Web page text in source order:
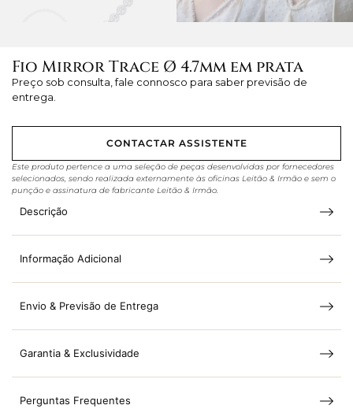
Fio Mirror Trace Ø 4.7mm em prata
Preço sob consulta, fale connosco para saber previsão de
entrega.
CONTACTAR ASSISTENTE
Este produto pertence a uma seleção de peças desenvolvidas por fornecedores
selecionados, sendo realizada externamente às oficinas Leitão & Irmão e sem o
punção e assinatura de fabricante Leitão & Irmão.
Descrição
Informação Adicional
Envio & Previsão de Entrega
Garantia & Exclusividade
Perguntas Frequentes